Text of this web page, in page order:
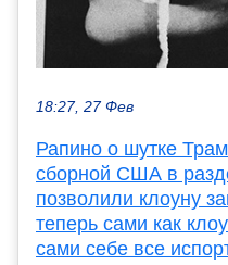
18:27, 27 Фев
Рапино о шутке
сборной США в
позволили клоуну
теперь сами как
сами себе все